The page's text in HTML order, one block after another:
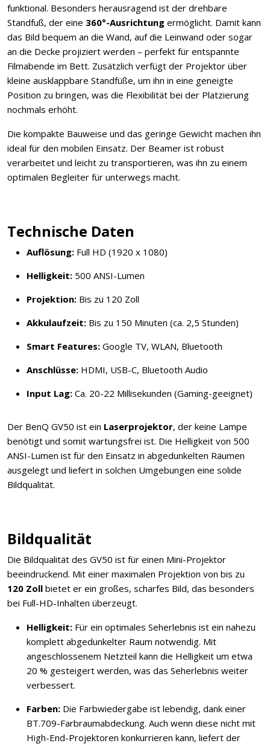
funktional. Besonders herausragend ist der drehbare
Standfuß, der eine 360°-Ausrichtung ermöglicht. Damit kann
das Bild bequem an die Wand, auf die Leinwand oder sogar
an die Decke projiziert werden – perfekt für entspannte
Filmabende im Bett. Zusätzlich verfügt der Projektor über
kleine ausklappbare Standfüße, um ihn in eine geneigte
Position zu bringen, was die Flexibilität bei der Platzierung
nochmals erhöht.
Die kompakte Bauweise und das geringe Gewicht machen ihn
ideal für den mobilen Einsatz. Der Beamer ist robust
verarbeitet und leicht zu transportieren, was ihn zu einem
optimalen Begleiter für unterwegs macht.
Technische Daten
Auflösung: Full HD (1920 x 1080)
Helligkeit: 500 ANSI-Lumen
Projektion: Bis zu 120 Zoll
Akkulaufzeit: Bis zu 150 Minuten (ca. 2,5 Stunden)
Smart Features: Google TV, WLAN, Bluetooth
Anschlüsse: HDMI, USB-C, Bluetooth Audio
Input Lag: Ca. 20-22 Millisekunden (Gaming-geeignet)
Der BenQ GV50 ist ein Laserprojektor, der keine Lampe
benötigt und somit wartungsfrei ist. Die Helligkeit von 500
ANSI-Lumen ist für den Einsatz in abgedunkelten Räumen
ausgelegt und liefert in solchen Umgebungen eine solide
Bildqualität.
Bildqualität
Die Bildqualität des GV50 ist für einen Mini-Projektor
beeindruckend. Mit einer maximalen Projektion von bis zu
120 Zoll bietet er ein großes, scharfes Bild, das besonders
bei Full-HD-Inhalten überzeugt.
Helligkeit: Für ein optimales Seherlebnis ist ein nahezu
komplett abgedunkelter Raum notwendig. Mit
angeschlossenem Netzteil kann die Helligkeit um etwa
20 % gesteigert werden, was das Seherlebnis weiter
verbessert.
Farben: Die Farbwiedergabe ist lebendig, dank einer
BT.709-Farbraumabdeckung. Auch wenn diese nicht mit
High-End-Projektoren konkurrieren kann, liefert der